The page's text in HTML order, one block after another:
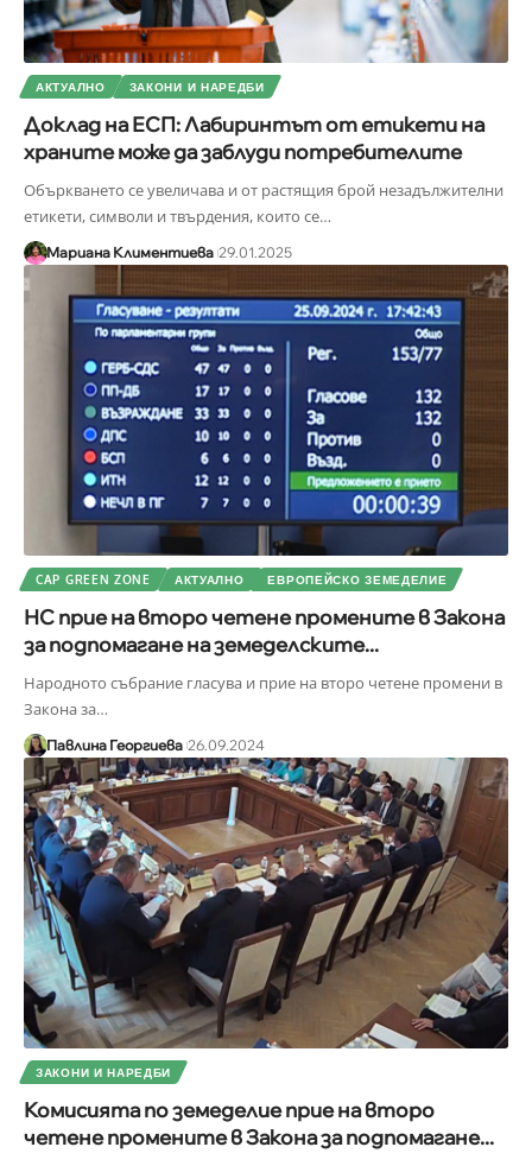
АКТУАЛНО ЗАКОНИ И НАРЕДБИ
Доклад на ЕСП: Лабиринтът от етикети на
храните може да заблуди потребителите
Объркването се увеличава и от растящия брой незадължителни
етикети, символи и твърдения, които се…
Мариана Климентиева 29.01.2025
CAP GREEN ZONE АКТУАЛНО ЕВРОПЕЙСКО ЗЕМЕДЕЛИЕ
НС прие на второ четене промените в Закона
за подпомагане на земеделските...
Народното събрание гласува и прие на второ четене промени в
Закона за…
Павлина Георгиева 26.09.2024
ЗАКОНИ И НАРЕДБИ
Комисията по земеделие прие на второ
четене промените в Закона за подпомагане...